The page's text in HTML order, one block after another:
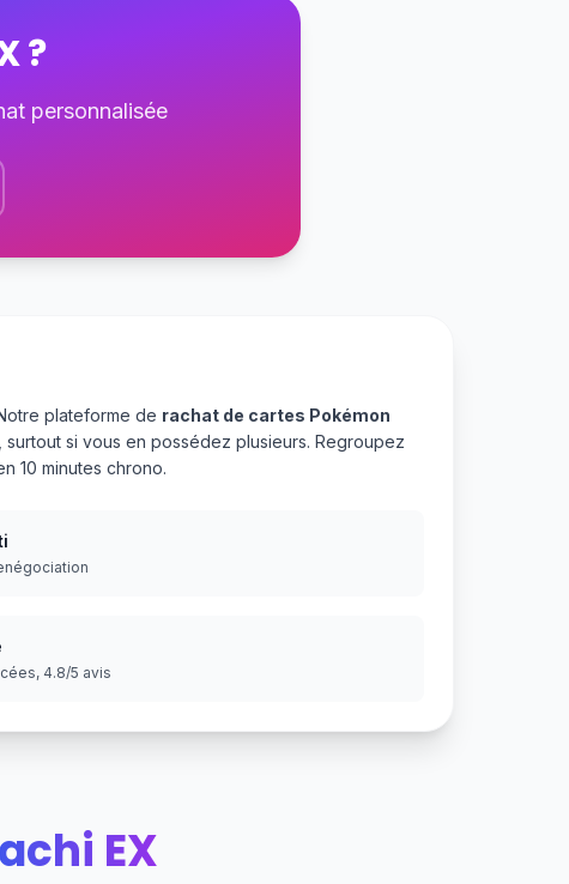
?
personnalisée
plateforme de rachat de cartes Pokémon
, surtout si vous en possédez plusieurs. Regroupez
10 minutes chrono.
4.8/5 avis
EX